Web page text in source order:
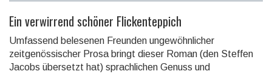
Ein verwirrend schöner Flickenteppich
Umfassend belesenen Freunden ungewöhnlicher
zeitgenössischer Prosa bringt dieser Roman (den Steffen
Jacobs übersetzt hat) sprachlichen Genuss und